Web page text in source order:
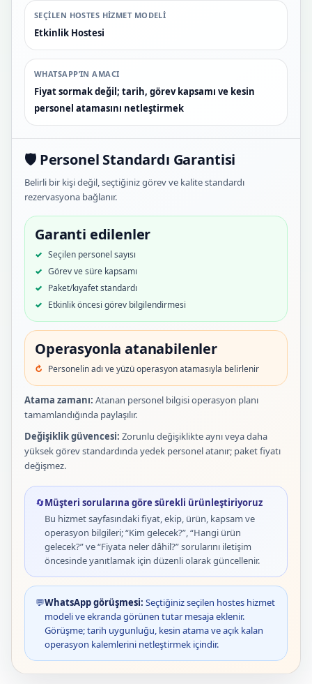
SEÇILEN HOSTES HIZMET MODELI
Etkinlik Hostesi
WHATSAPP’IN AMACI
Fiyat sormak değil; tarih, görev kapsamı ve kesin
personel atamasını netleştirmek
🛡️ Personel Standardı Garantisi
Belirli bir kişi değil, seçtiğiniz görev ve kalite standardı
rezervasyona bağlanır.
Garanti edilenler
Seçilen personel sayısı
Görev ve süre kapsamı
Paket/kıyafet standardı
Etkinlik öncesi görev bilgilendirmesi
Operasyonla atanabilenler
Personelin adı ve yüzü operasyon atamasıyla belirlenir
Atama zamanı: Atanan personel bilgisi operasyon planı
tamamlandığında paylaşılır.
Değişiklik güvencesi: Zorunlu değişiklikte aynı veya daha
yüksek görev standardında yedek personel atanır; paket fiyatı
değişmez.
🔄Müşteri sorularına göre sürekli ürünleştiriyoruz
Bu hizmet sayfasındaki fiyat, ekip, ürün, kapsam ve
operasyon bilgileri; “Kim gelecek?”, “Hangi ürün
gelecek?” ve “Fiyata neler dâhil?” sorularını iletişim
öncesinde yanıtlamak için düzenli olarak güncellenir.
💬WhatsApp görüşmesi: Seçtiğiniz seçilen hostes hizmet
modeli ve ekranda görünen tutar mesaja eklenir.
Görüşme; tarih uygunluğu, kesin atama ve açık kalan
operasyon kalemlerini netleştirmek içindir.